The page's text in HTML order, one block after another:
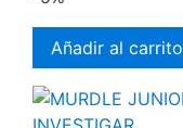
Añadir al carrito